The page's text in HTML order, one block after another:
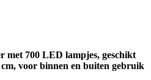
met 700 LED lampjes, geschikt
voor binnen en buiten gebruik